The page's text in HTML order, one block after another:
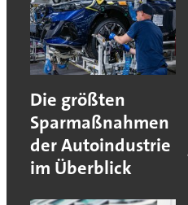
Die größten
Sparmaßnahmen
der Autoindustrie
im Überblick